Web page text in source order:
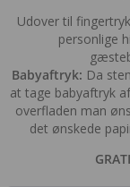
Udover til
personlige
Babyaftryk: Da
at tage babyaftryk
overfladen man
det ønskede